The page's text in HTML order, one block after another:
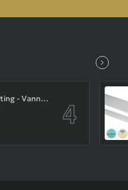
RL Lighting - Vannes Επιτοίχιο Φωτιστικό Σποτ 1xE27 Νίκελ Ματ ΚΩΔ.-R80181707